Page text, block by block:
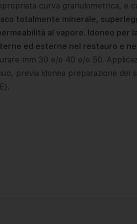
curva granulometrica, e
totalmente minerale,
al vapore. Idoneo per
ed esterne nel restauro e
mm 30 e/o 40 e/o 50.
previa idonea preparazione del